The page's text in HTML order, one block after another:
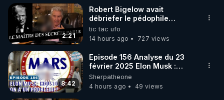
2:21
Robert Bigelow avait
débriefer le pédophile
génocidaire de donald j
trump
tic tac ufo
14 hours ago
727 views
8:42
Episode 156 Analyse du 23
février 2025 Elon Musk :
Houston , on a un problème !
Sherpatheone
4 hours ago
49 views